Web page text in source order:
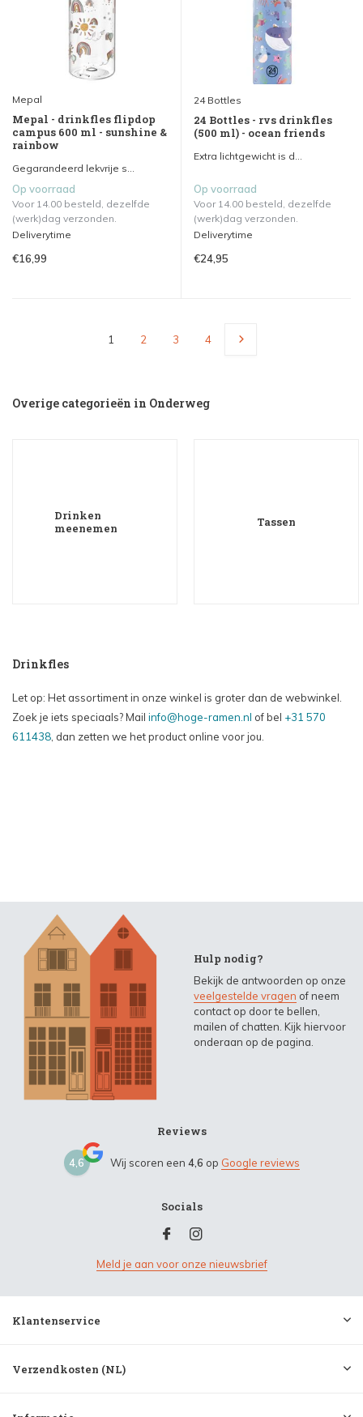
Mepal
Mepal - drinkfles flipdop
campus 600 ml - sunshine &
rainbow
Gegarandeerd lekvrije s...
Op voorraad
Voor 14.00 besteld, dezelfde
(werk)dag verzonden.
Deliverytime
€16,99
24 Bottles
24 Bottles - rvs drinkfles
(500 ml) - ocean friends
Extra lichtgewicht is d...
Op voorraad
Voor 14.00 besteld, dezelfde
(werk)dag verzonden.
Deliverytime
€24,95
1 2 3 4
Overige categorieën in Onderweg
Drinken
meenemen
Tassen
Drinkfles
Let op: Het assortiment in onze winkel is groter dan de webwinkel.
Zoek je iets speciaals? Mail info@hoge-ramen.nl of bel +31 570
611438 , dan zetten we het product online voor jou.
Hulp nodig?
Bekijk de antwoorden op onze
veelgestelde vragen of neem
contact op door te bellen,
mailen of chatten. Kijk hiervoor
onderaan op de pagina.
Reviews
4,6 Wij scoren een 4,6 op Google reviews
Socials
Meld je aan voor onze nieuwsbrief
Klantenservice
Verzendkosten (NL)